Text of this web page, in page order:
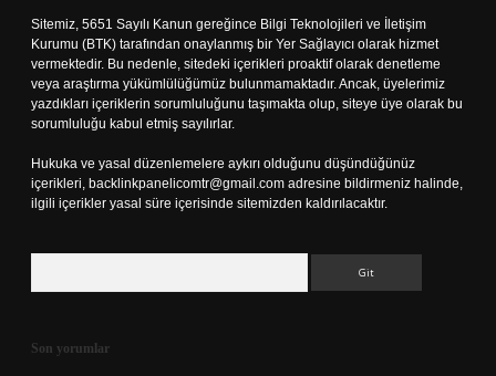
Sitemiz, 5651 Sayılı Kanun gereğince Bilgi Teknolojileri ve İletişim
Kurumu (BTK) tarafından onaylanmış bir Yer Sağlayıcı olarak hizmet
vermektedir. Bu nedenle, sitedeki içerikleri proaktif olarak denetleme
veya araştırma yükümlülüğümüz bulunmamaktadır. Ancak, üyelerimiz
yazdıkları içeriklerin sorumluluğunu taşımakta olup, siteye üye olarak bu
sorumluluğu kabul etmiş sayılırlar.
Hukuka ve yasal düzenlemelere aykırı olduğunu düşündüğünüz
içerikleri, backlinkpanelicomtr@gmail.com adresine bildirmeniz halinde,
ilgili içerikler yasal süre içerisinde sitemizden kaldırılacaktır.
Son yorumlar